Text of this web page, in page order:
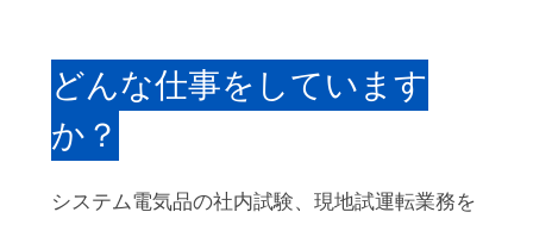
どんな仕事をしています
か？
システム電気品の社内試験、現地試運転業務を